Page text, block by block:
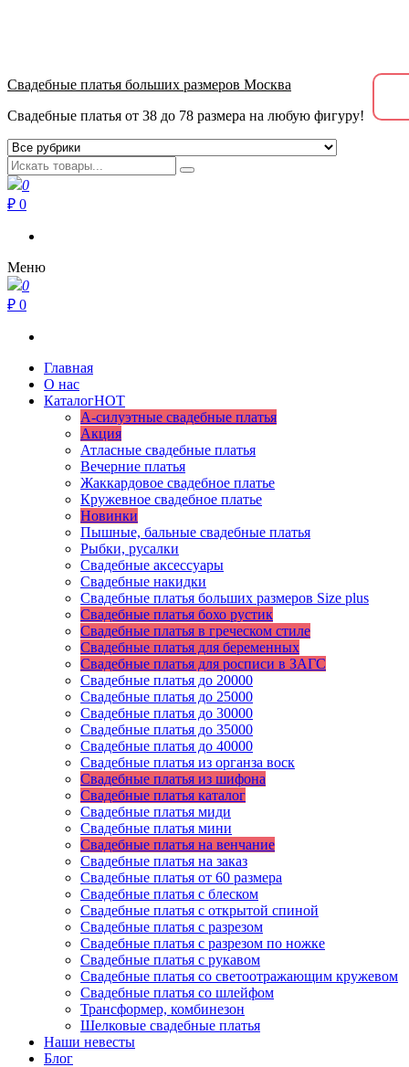
Свадебные платья больших размеров Москва
Свадебные платья от 38 до 78 размера на любую фигуру!
0
₽ 0
Меню
0
₽ 0
Главная
О нас
КаталогHOT
А-силуэтные свадебные платья
Акция
Атласные свадебные платья
Вечерние платья
Жаккардовое свадебное платье
Кружевное свадебное платье
Новинки
Пышные, бальные свадебные платья
Рыбки, русалки
Свадебные аксессуары
Свадебные накидки
Свадебные платья больших размеров Size plus
Свадебные платья бохо рустик
Свадебные платья в греческом стиле
Свадебные платья для беременных
Свадебные платья для росписи в ЗАГС
Свадебные платья до 20000
Свадебные платья до 25000
Свадебные платья до 30000
Свадебные платья до 35000
Свадебные платья до 40000
Свадебные платья из органза воск
Свадебные платья из шифона
Свадебные платья каталог
Свадебные платья миди
Свадебные платья мини
Свадебные платья на венчание
Свадебные платья на заказ
Свадебные платья от 60 размера
Свадебные платья с блеском
Свадебные платья с открытой спиной
Свадебные платья с разрезом
Свадебные платья с разрезом по ножке
Свадебные платья с рукавом
Свадебные платья со светоотражающим кружевом
Свадебные платья со шлейфом
Трансформер, комбинезон
Шелковые свадебные платья
Наши невесты
Блог